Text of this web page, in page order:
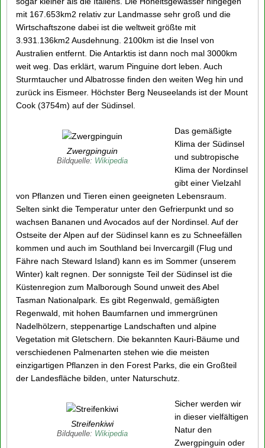
mit 167.653km2 relativ zur Landmasse sehr groß und die
Wirtschaftszone dabei ist die weltweit größte mit
3.931.136km2 Ausdehnung. 2100km ist die Insel von
Australien entfernt. Die Antarktis ist dann noch mal 3000km
weit weg. Das erklärt, warum Pinguine dort leben. Auch
Sturmtaucher und Albatrosse finden den weiten Weg hin und
zurück ins Eismeer. Höchster Berg Neuseelands ist der Mount
Cook (3754m) auf der Südinsel.
Zwergpinguin
Bildquelle: Wikipedia
Das gemäßigte
Klima der Südinsel
und subtropische
Klima der Nordinsel
gibt einer Vielzahl
von Pflanzen und Tieren einen geeigneten Lebensraum.
Selten sinkt die Temperatur unter den Gefrierpunkt und so
wachsen Bananen und Avocados auf der Nordinsel. Auf der
Ostseite der Alpen auf der Südinsel kann es zu Schneefällen
kommen und auch im Southland bei Invercargill (Flug und
Fähre nach Steward Island) kann es im Sommer (unserem
Winter) kalt regnen. Der sonnigste Teil der Südinsel ist die
Küstenregion zum Malborough Sound unweit des Abel
Tasman Nationalpark. Es gibt Regenwald, gemäßigten
Regenwald, mit hohen Baumfarnen und immergrünen
Nadelhölzern, steppenartige Landschaften und alpine
Vegetation mit Gletschern. Die bekannten Kauri-Bäume und
verschiedenen Palmenarten stehen wie die meisten
einzigartigen Pflanzen in den Forest Parks, die ein Großteil
der Landesfläche bilden, unter Naturschutz.
Streifenkiwi
Bildquelle: Wikipedia
Sicher werden wir
in dieser vielfältigen
Natur den
Zwergpinguin oder